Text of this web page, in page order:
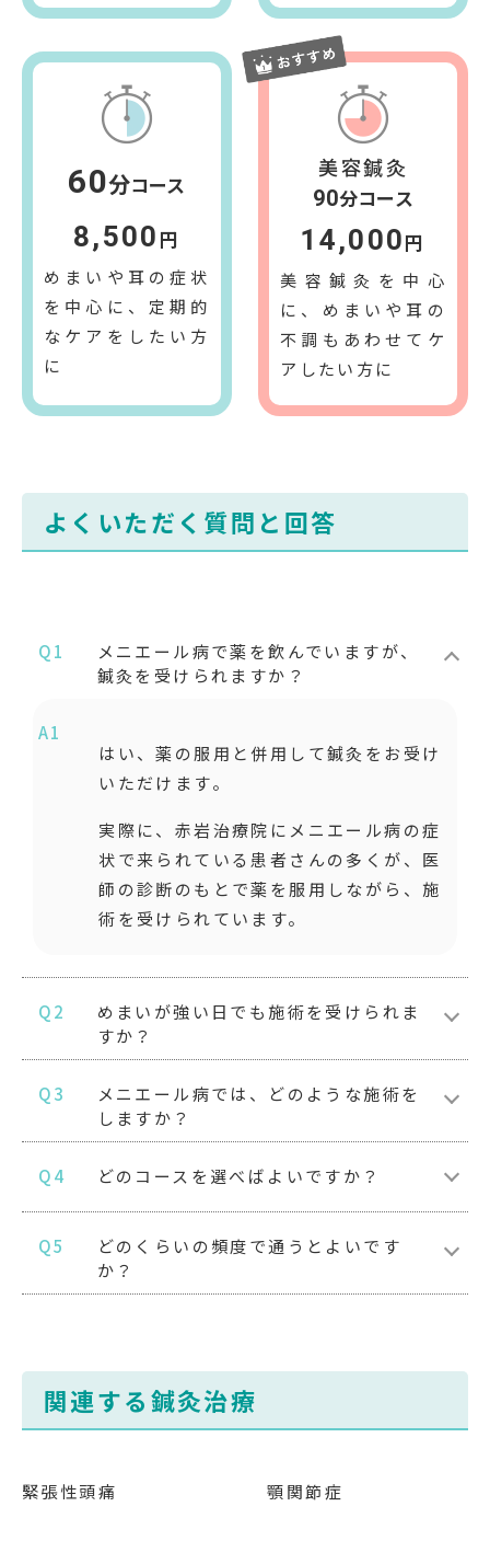
60分コース
8,500 円
めまいや耳の症状
を中心に、定期的
なケアをしたい方
に
美容鍼灸
90分コース
14,000円
美容鍼灸を中心
に、めまいや耳の
不調もあわせてケ
アしたい方に
よくいただく質問と回答
Q1
メニエール病で薬を飲んでいますが、
鍼灸を受けられますか？
A1
はい、薬の服用と併用して鍼灸をお受け
いただけます。
実際に、赤岩治療院にメニエール病の症
状で来られている患者さんの多くが、医
師の診断のもとで薬を服用しながら、施
術を受けられています。
Q2
めまいが強い日でも施術を受けられま
すか？
Q3
メニエール病では、どのような施術を
しますか？
Q4 どのコースを選べばよいですか？
Q5
どのくらいの頻度で通うとよいです
か？
関連する鍼灸治療
緊張性頭痛 顎関節症